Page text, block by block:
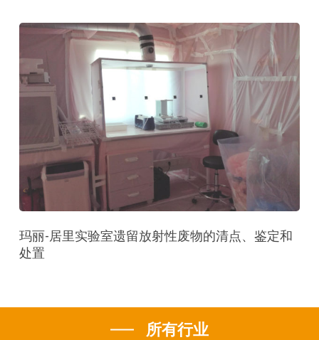
玛丽-居里实验室遗留放射性废物的清点、鉴定和
处置
所有行业